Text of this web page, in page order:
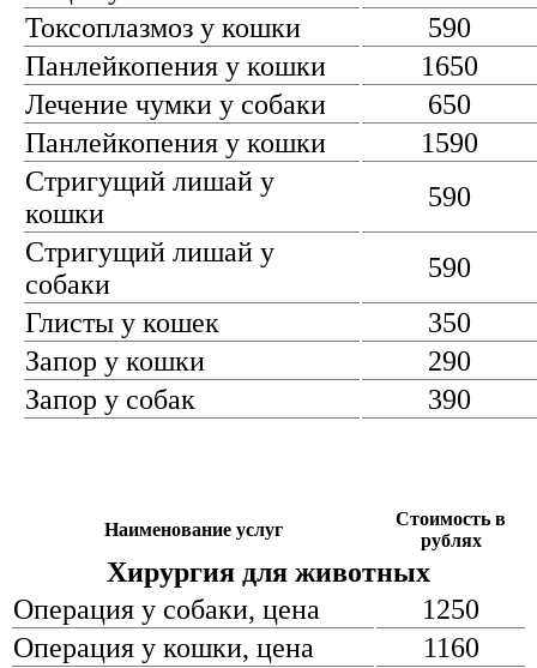
Токсоплазмоз у кошки
590
Панлейкопения у кошки
1650
Лечение чумки у собаки
650
Панлейкопения у кошки
1590
Стригущий лишай у
кошки
590
Стригущий лишай у
собаки
590
Глисты у кошек
350
Запор у кошки
290
Запор у собак
390
Наименование услуг
Стоимость в
рублях
Хирургия для животных
Операция у собаки, цена
1250
Операция у кошки, цена
1160